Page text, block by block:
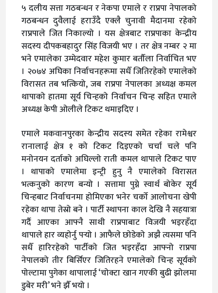
५ दलीय सत्ता गठबन्धन र नेकपा एमाले र राप्रपा नेपालको
गठबन्धन दुवैलाई हराउँदै एक्लै चुनावी मैदानमा रहेको
राप्रपाले जित निकाल्यो । यस क्षेत्रबाट राप्रपाका केन्द्रीय
सदस्य दीपकबहादुर सिंह विजयी भए । तर क्षेत्र नम्बर २ मा
भने एमालेका उम्मेदवार महेश कुमार बर्तौला निर्वाचित भए
। २०७४ अघिका निर्वाचनहरूमा सधैँ जितिरहेको एमालेको
विरासत तब भत्कियो, जब राप्रपा नेपालका अध्यक्ष कमल
थापाको हातमा सूर्य चिन्हको निर्वाचन चिन्ह सहित एमाले
अध्यक्ष केपी ओलीले टिकट थमाइदिए ।
एमाले मकवानपुरका केन्द्रीय सदस्य समेत रहेका रामेश्वर
रानालाई क्षेत्र १ को टिकट दिइएको चर्चा चले पनि
मनोनयन दर्ताको अघिल्लो राती कमल थापाले टिकट पाए
। थापाको एमालेमा इन्ट्री हुनु नै एमालेको विरासत
भत्कनुको कारण बन्यो । सत्तामा पुग्ने स्वार्थ बोकेर सूर्य
चिन्हबाट निर्वाचनमा होमिएका भनेर चर्को आलोचना खेपी
रहेका थापा तेस्रो बने । पार्टी स्थापना काल देखि नै सहयात्रा
गर्दै आएका आफ्नै साथी राप्रपाबाट विजयी भइरहँदा
थापाले हार व्यहोर्नु पर्‍यो । आफैले छोडेको अझै त्यसमा पनि
सधैँ हारिरहेको पार्टीको जित भइरहँदा आफ्नो राप्रपा
नेपालको तीर बिर्सिएर जितिरहने एमालेको चिन्ह सूर्यको
पोल्टामा पुगेका थापालाई ‘चोक्टा खान गएकी बुढी झोलमा
डुबेर मरी’ भने झैँ भयो ।